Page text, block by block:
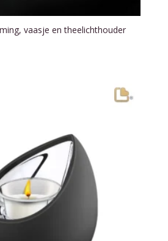
vaasje en theelichthouder